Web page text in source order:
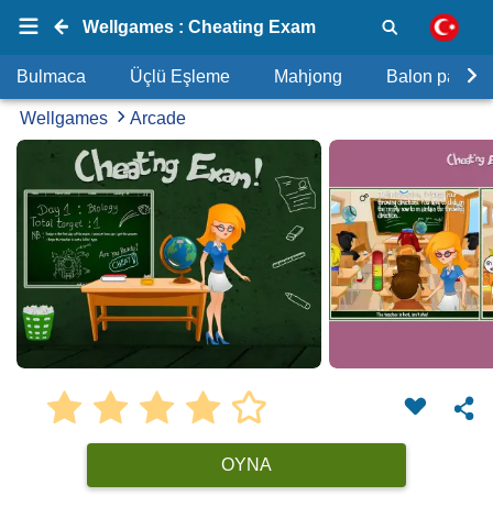
Wellgames : Cheating Exam
Bulmaca Üçlü Eşleme Mahjong Balon
Wellgames Arcade
OYNA